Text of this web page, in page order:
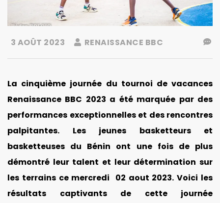
3 AOÛT 2023 RENAISSANCE BBC
La cinquième journée du tournoi de vacances
Renaissance BBC 2023 a été marquée par des
performances exceptionnelles et des rencontres
palpitantes. Les jeunes basketteurs et
basketteuses du Bénin ont une fois de plus
démontré leur talent et leur détermination sur
les terrains ce mercredi 02 aout 2023. Voici les
résultats captivants de cette journée